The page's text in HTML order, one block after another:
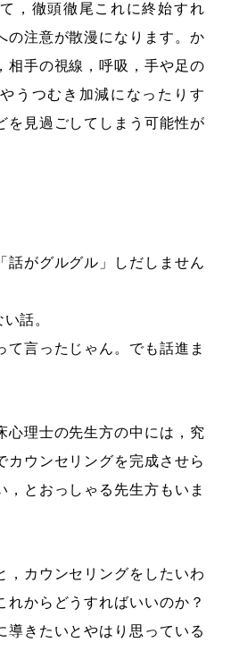
，徹頭徹尾これに終始すれ
の注意が散漫になります。か
相手の視線，呼吸，手や足の
うつむき加減になったりす
を見過ごしてしまう可能性が
話がグルグル」しだしません
話。
て言ったじゃん。でも話進ま
心理士の先生方の中には，究
カウンセリングを完成させら
，とおっしゃる先生方もいま
，カウンセリングをしたいわ
れからどうすればいいのか？
導きたいとやはり思っている